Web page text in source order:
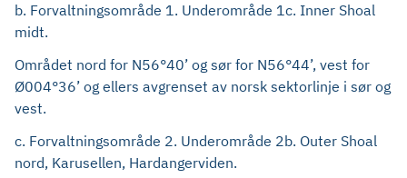
b. Forvaltningsområde 1. Underområde 1c. Inner Shoal
midt.
Området nord for N56°40’ og sør for N56°44’, vest for
Ø004°36’ og ellers avgrenset av norsk sektorlinje i sør og
vest.
c. Forvaltningsområde 2. Underområde 2b. Outer Shoal
nord, Karusellen, Hardangerviden.